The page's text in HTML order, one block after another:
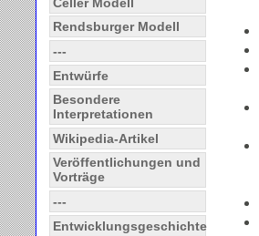
Rendsburger Modell
---
Entwürfe
Besondere
Interpretationen
Wikipedia-Artikel
Veröffentlichungen und
Vorträge
---
Entwicklungsgeschichte